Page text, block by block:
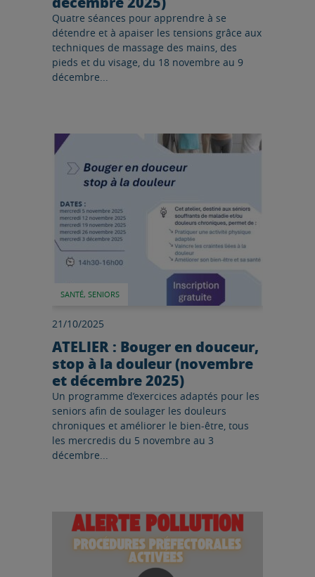
Quatre séances pour apprendre à se
détendre et à apaiser les tensions grâce aux
techniques de massage des mains, des
pieds et du visage, du 18 novembre au 9
décembre...
SANTÉ, SENIORS
21/10/2025
ATELIER : Bouger en douceur,
stop à la douleur (novembre
et décembre 2025)
Un programme d’exercices adaptés pour les
seniors afin de soulager les douleurs
chroniques et améliorer le bien-être, tous
les mercredis du 5 novembre au 3
décembre...
Lire l'article
Lire l'article